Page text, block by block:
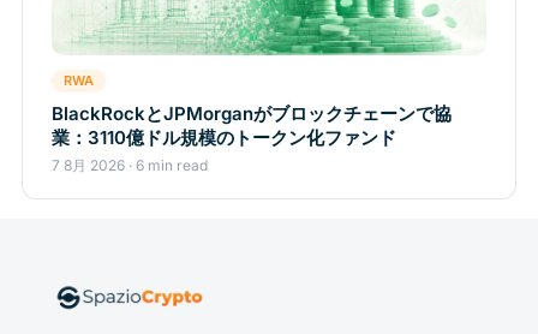
RWA
BlackRockとJPMorganがブロックチェーンで協
業：3110億ドル規模のトークン化ファンド
7 8月 2026 · 6 min read